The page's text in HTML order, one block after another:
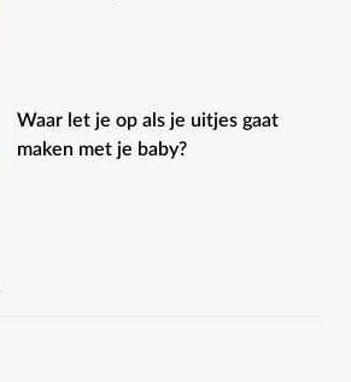
Waar let je op als je uitjes gaat
maken met je baby?